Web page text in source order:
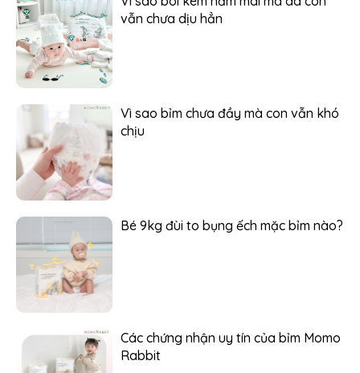
vẫn chưa dịu hẳn
Vì sao bỉm chưa đầy mà con vẫn khó
chịu
Bé 9kg đùi to bụng ếch mặc bỉm nào?
Các chứng nhận uy tín của bỉm Momo
Rabbit